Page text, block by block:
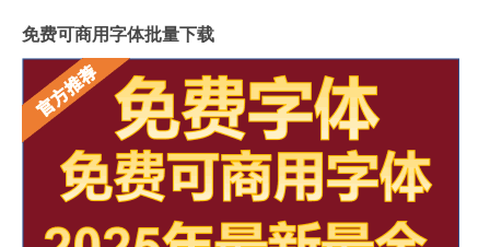
免费可商用字体批量下载